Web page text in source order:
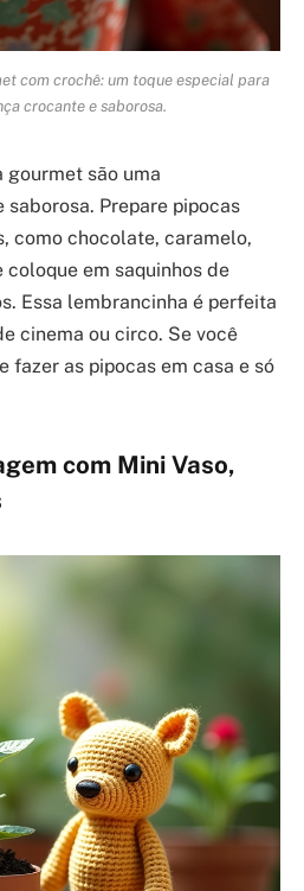
com crochê: um toque especial para
crocante e saborosa.
gourmet são uma
Prepare pipocas
como chocolate, caramelo,
coloque em saquinhos de
Essa lembrancinha é perfeita
cinema ou circo. Se você
fazer as pipocas em casa e só
com Mini Vaso,